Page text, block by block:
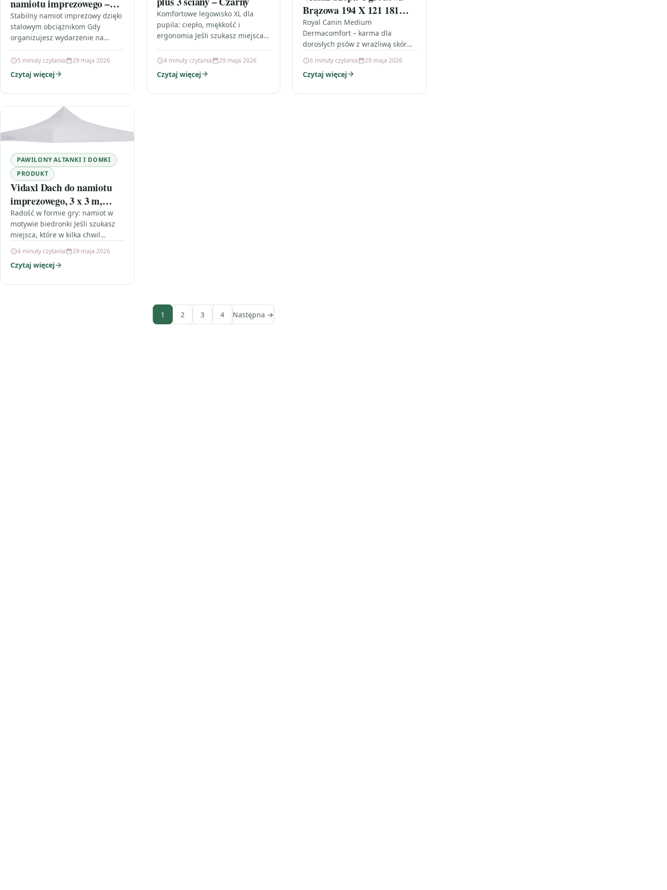
namiotu imprezowego –
Zestaw 4 szt –
Stabilny namiot imprezowy dzięki
stalowym obciążnikom Gdy
organizujesz wydarzenie na
świeżym powietrzu, liczy się nie
tylko wygląd namiotu, ale przede
wszystkim jego bezpieczeństwo.
Stalowe…
5 minuty czytania 29 maja 2026
Czytaj więcej
Komfortowe legowisko XL dla
pupila: ciepło, miękkość i
ergonomia Jeśli szukasz miejsca,
będzie mógł naprawdę odpocząć,
4 minuty czytania 29 maja 2026
Czytaj więcej
Brązowa 194 X 121 181
Cm Stalowa (47027)
Royal Canin Medium
Dermacomfort – karma dla
dorosłych psów z wrażliwą skórą
do podrażnień albo łatwo reaguje
alergicznie,…
6 minuty czytania 29 maja 2026
Czytaj więcej
PAWILONY ALTANKI I DOMKI
PRODUKT
Vidaxl Dach do namiotu
imprezowego, 3 x 3 m,
biały 48875
Radość w formie gry: namiot w
motywie biedronki Jeśli szukasz
miejsca, które w kilka chwil
prawdziwą strefę zabawy, ten
produkt…
4 minuty czytania 29 maja 2026
Czytaj więcej
1 2 3 4 Następna →